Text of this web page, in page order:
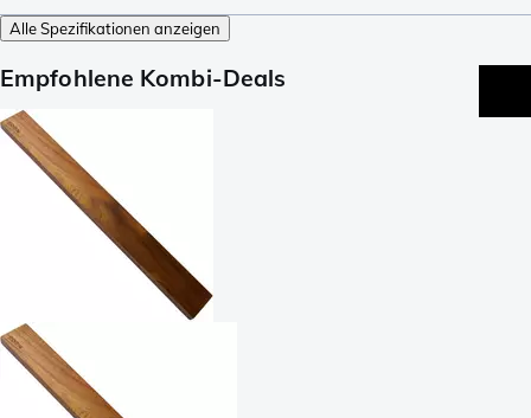
Alle Spezifikationen anzeigen
Empfohlene Kombi-Deals